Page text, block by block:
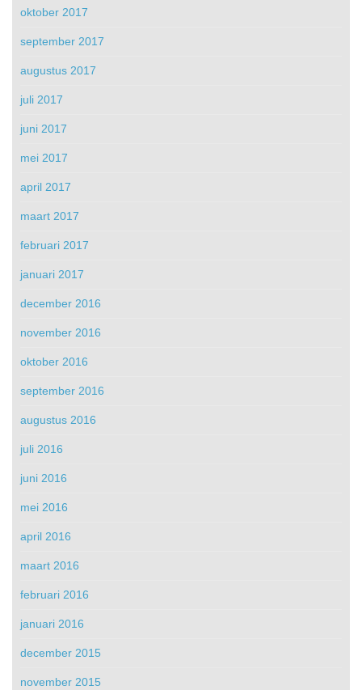
oktober 2017
september 2017
augustus 2017
juli 2017
juni 2017
mei 2017
april 2017
maart 2017
februari 2017
januari 2017
december 2016
november 2016
oktober 2016
september 2016
augustus 2016
juli 2016
juni 2016
mei 2016
april 2016
maart 2016
februari 2016
januari 2016
december 2015
november 2015